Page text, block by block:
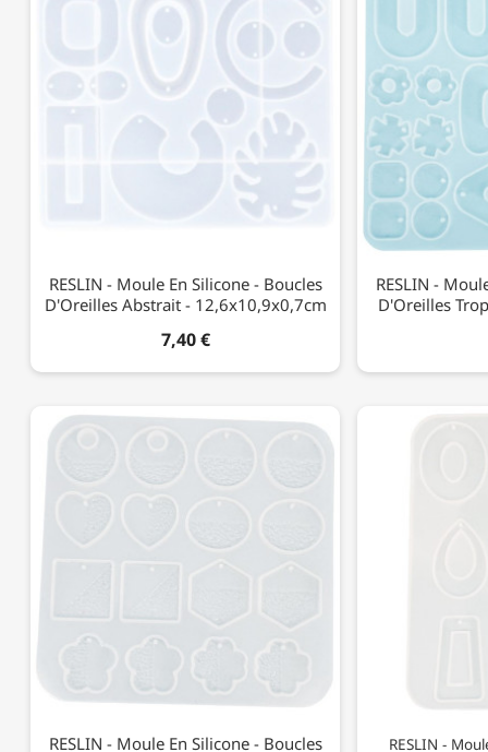
RESLIN - Moule En Silicone - Boucles
D'Oreilles Abstrait - 12,6x10,9x0,7cm
7,40 €
RESLIN -
D'Oreilles
RESLIN - Moule En Silicone - Boucles RESLIN -